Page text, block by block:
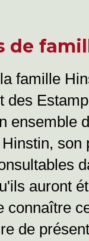
de
famille
des
ensemble
auront
connaître
de